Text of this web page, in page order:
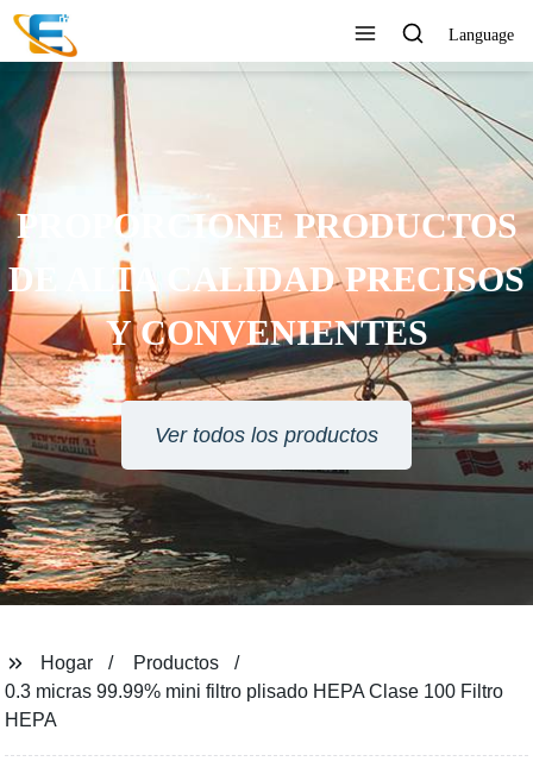
Language
SERVICIO AL CLIENTE 24
HORAS EN LÍNEA
Ver todos los productos
Hogar
Productos
0.3 micras 99.99% mini filtro plisado HEPA Clase 100 Filtro
HEPA